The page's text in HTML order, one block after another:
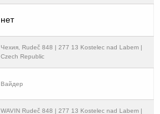
нет
Чехия, Rudeč 848 | 277 13 Kostelec nad Labem |
Czech Republic
Вайдер
WAVIN Rudeč 848 | 277 13 Kostelec nad Labem |